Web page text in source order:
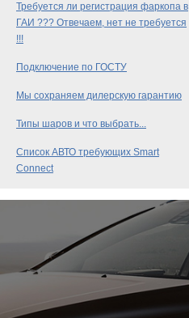
Требуется ли регистрация фаркопа в
ГАИ ??? Отвечаем, нет не требуется
!!!
Подключение по ГОСТУ
Мы сохраняем дилерскую гарантию
Типы шаров и что выбрать...
Список АВТО требующих Smart
Connect